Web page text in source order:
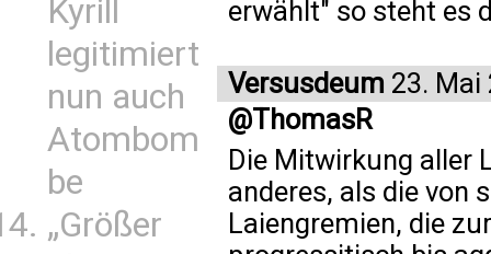
Kyrill
legitimiert
nun auch
Atombom
be
„Größer
erwählt" so steht es
Versusdeum 23. Mai
@ThomasR
Die Mitwirkung aller
anderes, als die von
Laiengremien, die